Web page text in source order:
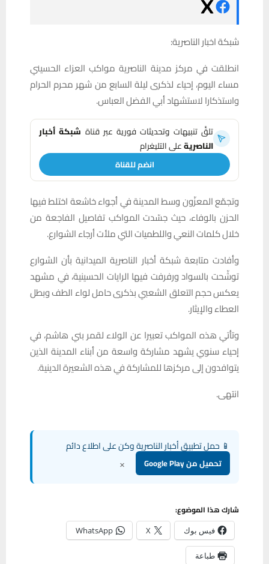
شبكة اخبار الناصرية:
انطلقت في مركز مدينة الناصرية مواكب العزاء الحسيني
مساء اليوم، إحياء لذكرى ليلة السابع من شهر محرم الحرام
واستذكارا لاستشهاد أبي الفضل العباس.
تلقَّ تنبيهات وتحديثات فورية عبر قناة شبكة أخبار
الناصريةعلى التليغرام
انضم للقناة
وتجمّع المعزّون وسط المدينة في أجواء خاشعة اختلط فيها
الحزن بالوفاء، حيث جسّدت المواكب تفاصيل الفاجعة من
خلال كلمات النعي واللطميات التي ملأت أرجاء الشوارع.
وأفادت متابعة شبكة أخبار الناصرية الميدانية بأن الشوارع
توشّحت بالسواد ورفرفت فيها الرايات الحسينية، في مشهد
يعكس حجم التعلق الشعبي بذكرى حامل لواء الطف وبطل
العطاء والإيثار.
وتأتي هذه المواكب تعبيرا عن الولاء لقمر بني هاشم، في
إحياء سنوي يشهد مشاركة واسعة من أبناء المدينة الذين
يتوافدون إلى مركزها للمشاركة في هذه الشعيرة الدينية.
انتهى.
📱 حمل تطبيق أخبار الناصرية وكن على اطلاع دائم
تحميل من Google Play ×
شارك هذا الموضوع:
فيس بوك X
WhatsApp
طباعة